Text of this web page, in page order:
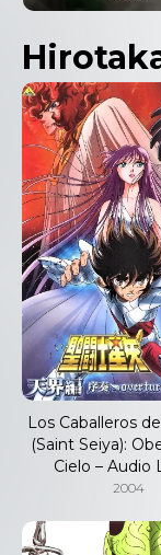
Los Caballeros
(Saint Seiya):
Cielo – Audio
2004